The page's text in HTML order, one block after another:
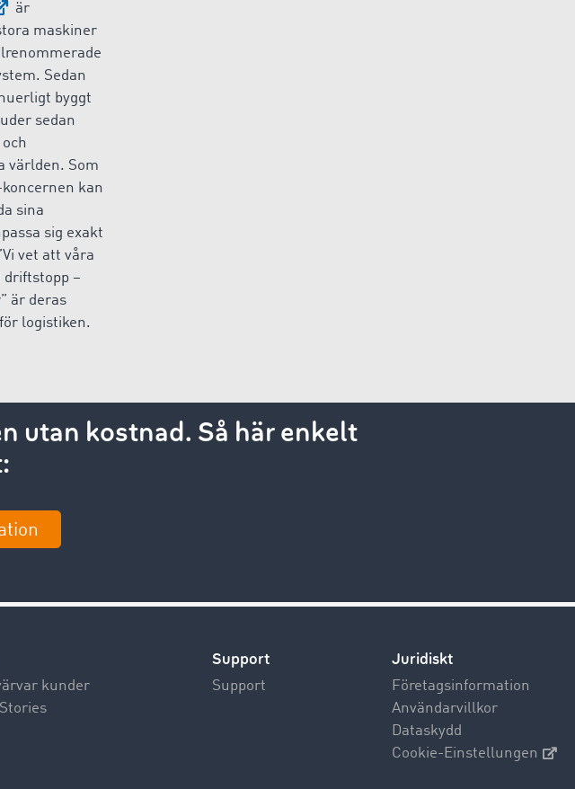
är
maskiner
Sedan
byggt
sedan
världen. Som
koncernen kan
sina
sig exakt
vet att våra
driftstopp –
är deras
logistiken.
utan kostnad. Så här enkelt
kunder
Support
Support
Juridiskt
Företagsinformation
Användarvillkor
Dataskydd
Cookie-Einstellungen